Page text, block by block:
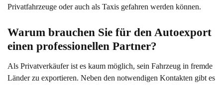
Privatfahrzeuge oder auch als Taxis gefahren werden können.
Warum brauchen Sie für den Autoexport
einen professionellen Partner?
Als Privatverkäufer ist es kaum möglich, sein Fahrzeug in fremde
Länder zu exportieren. Neben den notwendigen Kontakten gibt es